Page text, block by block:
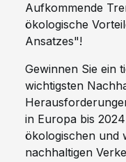
Aufkommende
ökologische
Ansatzes"!
Gewinnen Sie ein
wichtigsten
in Europa bis
ökologischen und
nachhaltigen